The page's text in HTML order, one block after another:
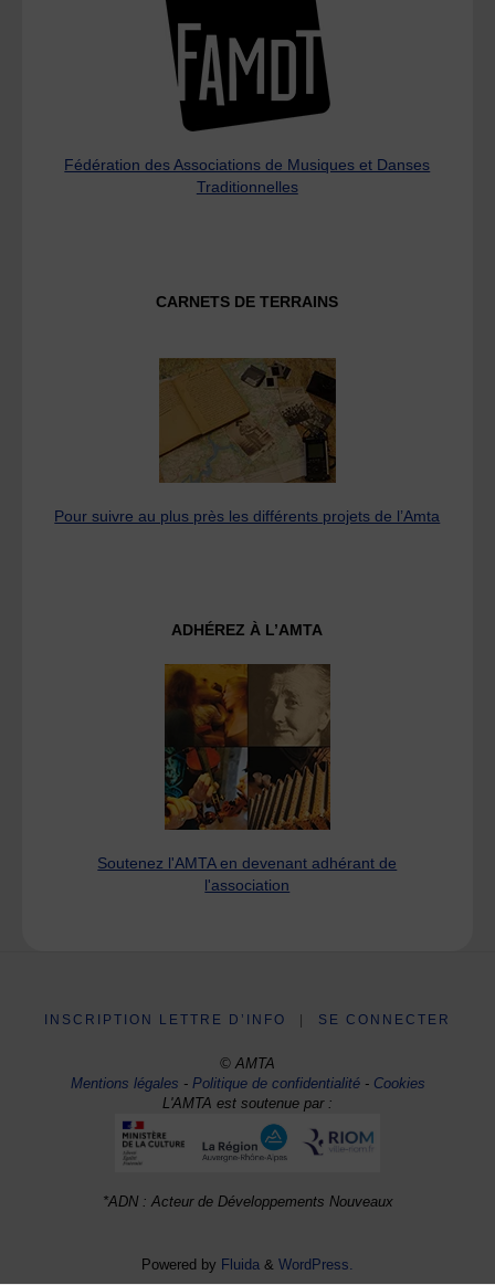
Fédération des Associations de Musiques et Danses
Traditionnelles
CARNETS DE TERRAINS
Pour suivre au plus près les différents projets de l’Amta
ADHÉREZ À L’AMTA
Soutenez l'AMTA en devenant adhérant de
l'association
INSCRIPTION LETTRE D’INFO SE CONNECTER
© AMTA
Mentions légales -Politique de confidentialité- Cookies
L'AMTA est soutenue par :
*ADN : Acteur de Développements Nouveaux
Powered by Fluida & WordPress.